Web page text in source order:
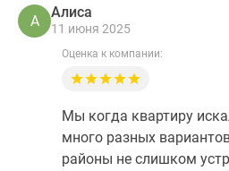
А
Алиса
11 июня 2025
Оценка к компании:
Мы когда квартиру
много разных
районы не слишком